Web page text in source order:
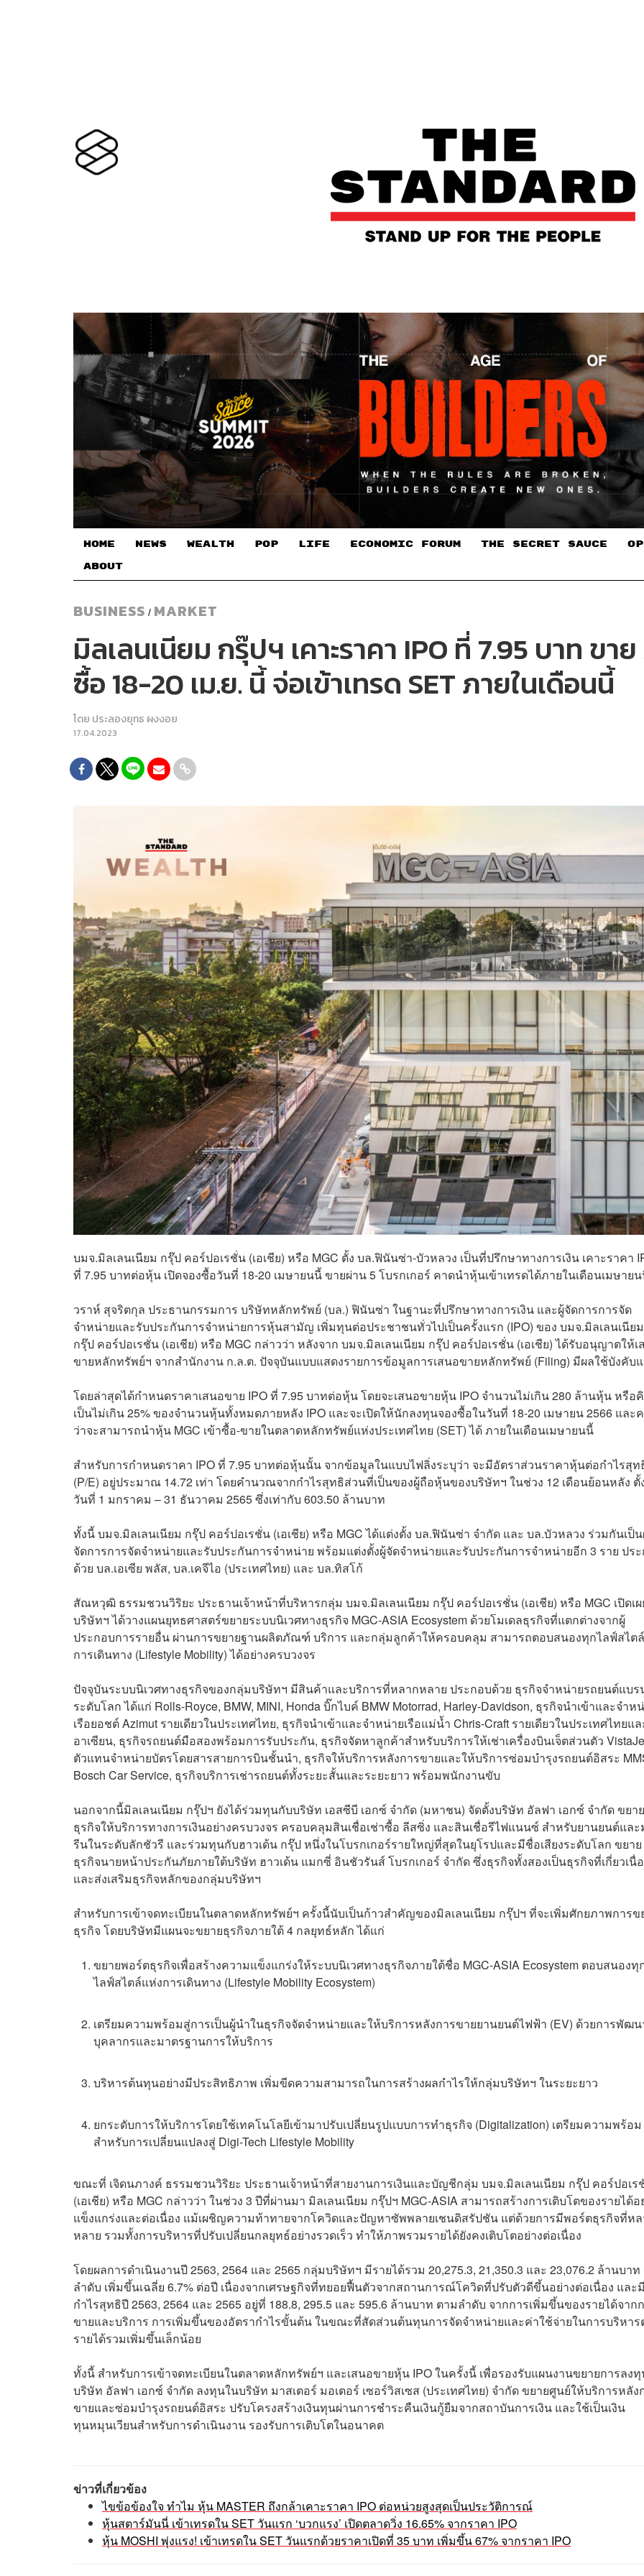
HOME NEWS WEALTH POP LIFE ECONOMIC FORUM THE SECRET SAUCE​
ABOUT
BUSINESS / MARKET
มิลเลนเนียม กรุ๊ปฯ เคาะราคา IPO ที่ 7.95 บาท ข
ซื้อ 18-20 เม.ย. นี้ จ่อเข้าเทรด SET ภายในเดือนนี้
โดย ประลองยุทธ ผงงอย
17.04.2023
บมจ.มิลเลนเนียม กรุ๊ป คอร์ปอเรชั่น (เอเชีย) หรือ MGC ตั้ง บล.ฟินันซ่า-บัวหลวง เป็นที่ปรึกษาทางการเงิน เคาะราคา
ที่ 7.95 บาทต่อหุ้น เปิดจองซื้อวันที่ 18-20 เมษายนนี้ ขายผ่าน 5 โบรกเกอร์ คาดนำหุ้นเข้าเทรดได้ภายในเดือนเมษาย
วราห์ สุจริตกุล ประธานกรรมการ บริษัทหลักทรัพย์ (บล.) ฟินันซ่า ในฐานะที่ปรึกษาทางการเงิน และผู้จัดการการจัด
จำหน่ายและรับประกันการจำหน่ายการหุ้นสามัญ เพิ่มทุนต่อประชาชนทั่วไปเป็นครั้งแรก (IPO) ของ บมจ.มิลเลนเนียม
กรุ๊ป คอร์ปอเรชั่น (เอเชีย) หรือ MGC กล่าวว่า หลังจาก บมจ.มิลเลนเนียม กรุ๊ป คอร์ปอเรชั่น (เอเชีย) ได้รับอนุญาตให้เ
ขายหลักทรัพย์ฯ จากสำนักงาน ก.ล.ต. ปัจจุบันแบบแสดงรายการข้อมูลการเสนอขายหลักทรัพย์ (Filing) มีผลใช้บังคับ
โดยล่าสุดได้กำหนดราคาเสนอขาย IPO ที่ 7.95 บาทต่อหุ้น โดยจะเสนอขายหุ้น IPO จำนวนไม่เกิน 280 ล้านหุ้น หรือ
เป็นไม่เกิน 25% ของจำนวนหุ้นทั้งหมดภายหลัง IPO และจะเปิดให้นักลงทุนจองซื้อในวันที่ 18-20 เมษายน 2566 และ
ว่าจะสามารถนำหุ้น MGC เข้าซื้อ-ขายในตลาดหลักทรัพย์แห่งประเทศไทย (SET) ได้ ภายในเดือนเมษายนนี้
สำหรับการกำหนดราคา IPO ที่ 7.95 บาทต่อหุ้นนั้น จากข้อมูลในแบบไฟลิ่งระบุว่า จะมีอัตราส่วนราคาหุ้นต่อกำไรสุท
(P/E) อยู่ประมาณ 14.72 เท่า โดยคำนวณจากกำไรสุทธิส่วนที่เป็นของผู้ถือหุ้นของบริษัทฯ ในช่วง 12 เดือนย้อนหลัง ตั้
วันที่ 1 มกราคม – 31 ธันวาคม 2565 ซึ่งเท่ากับ 603.50 ล้านบาท
ทั้งนี้ บมจ.มิลเลนเนียม กรุ๊ป คอร์ปอเรชั่น (เอเชีย) หรือ MGC ได้แต่งตั้ง บล.ฟินันซ่า จำกัด และ บล.บัวหลวง ร่วมกันเป็
จัดการการจัดจำหน่ายและรับประกันการจำหน่าย พร้อมแต่งตั้งผู้จัดจำหน่ายและรับประกันการจำหน่ายอีก 3 ราย ปร
ด้วย บล.เอเซีย พลัส, บล.เคจีไอ (ประเทศไทย) และ บล.ทิสโก้
สัณหวุฒิ ธรรมชวนวิริยะ ประธานเจ้าหน้าที่บริหารกลุ่ม บมจ.มิลเลนเนียม กรุ๊ป คอร์ปอเรชั่น (เอเชีย) หรือ MGC เปิดเผ
บริษัทฯ ได้วางแผนยุทธศาสตร์ขยายระบบนิเวศทางธุรกิจ MGC-ASIA Ecosystem ด้วยโมเดลธุรกิจที่แตกต่างจากผู้
ประกอบการรายอื่น ผ่านการขยายฐานผลิตภัณฑ์ บริการ และกลุ่มลูกค้าให้ครอบคลุม สามารถตอบสนองทุกไลฟ์สไต
การเดินทาง (Lifestyle Mobility) ได้อย่างครบวงจร
ปัจจุบันระบบนิเวศทางธุรกิจของกลุ่มบริษัทฯ มีสินค้าและบริการที่หลากหลาย ประกอบด้วย ธุรกิจจำหน่ายรถยนต์แบร
ระดับโลก ได้แก่ Rolls-Royce, BMW, MINI, Honda บิ๊กไบค์ BMW Motorrad, Harley-Davidson, ธุรกิจนำเข้าและจำห
เรือยอชต์ Azimut รายเดียวในประเทศไทย, ธุรกิจนำเข้าและจำหน่ายเรือแม่น้ำ Chris-Craft รายเดียวในประเทศไทยแล
อาเซียน, ธุรกิจรถยนต์มือสองพร้อมการรับประกัน, ธุรกิจจัดหาลูกค้าสำหรับบริการให้เช่าเครื่องบินเจ็ตส่วนตัว
ตัวแทนจำหน่ายบัตรโดยสารสายการบินชั้นนำ, ธุรกิจให้บริการหลังการขายและให้บริการซ่อมบำรุงรถยนต์อิสระ
Bosch Car Service, ธุรกิจบริการเช่ารถยนต์ทั้งระยะสั้นและระยะยาว พร้อมพนักงานขับ
นอกจากนี้มิลเลนเนียม กรุ๊ปฯ ยังได้ร่วมทุนกับบริษัท เอสซีบี เอกซ์ จำกัด (มหาชน) จัดตั้งบริษัท อัลฟา เอกซ์ จำกัด ขยาย
ธุรกิจให้บริการทางการเงินอย่างครบวงจร ครอบคลุมสินเชื่อเช่าซื้อ ลีสซิ่ง และสินเชื่อรีไฟแนนซ์ สำหรับยานยนต์และ
รีนในระดับลักชัวรี และร่วมทุนกับฮาวเด้น กรุ๊ป หนึ่งในโบรกเกอร์รายใหญ่ที่สุดในยุโรปและมีชื่อเสียงระดับโลก ขยาย
ธุรกิจนายหน้าประกันภัยภายใต้บริษัท ฮาวเด้น แมกซี่ อินชัวรันส์ โบรกเกอร์ จำกัด ซึ่งธุรกิจทั้งสองเป็นธุรกิจที่เกี่ยวเนื่
และส่งเสริมธุรกิจหลักของกลุ่มบริษัทฯ
สำหรับการเข้าจดทะเบียนในตลาดหลักทรัพย์ฯ ครั้งนี้นับเป็นก้าวสำคัญของมิลเลนเนียม กรุ๊ปฯ ที่จะเพิ่มศักยภาพการข
ธุรกิจ โดยบริษัทมีแผนจะขยายธุรกิจภายใต้ 4 กลยุทธ์หลัก ได้แก่
ขยายพอร์ตธุรกิจเพื่อสร้างความแข็งแกร่งให้ระบบนิเวศทางธุรกิจภายใต้ชื่อ MGC-ASIA Ecosystem ตอบสนองทุ
ไลฟ์สไตล์แห่งการเดินทาง (Lifestyle Mobility Ecosystem)
เตรียมความพร้อมสู่การเป็นผู้นำในธุรกิจจัดจำหน่ายและให้บริการหลังการขายยานยนต์ไฟฟ้า (EV) ด้วยการพัฒน
บุคลากรและมาตรฐานการให้บริการ
บริหารต้นทุนอย่างมีประสิทธิภาพ เพิ่มขีดความสามารถในการสร้างผลกำไรให้กลุ่มบริษัทฯ ในระยะยาว
ยกระดับการให้บริการโดยใช้เทคโนโลยีเข้ามาปรับเปลี่ยนรูปแบบการทำธุรกิจ (Digitalization) เตรียมความพร้อม
สำหรับการเปลี่ยนแปลงสู่ Digi-Tech Lifestyle Mobility
ขณะที่ เจิดนภางค์ ธรรมชวนวิริยะ ประธานเจ้าหน้าที่สายงานการเงินและบัญชีกลุ่ม บมจ.มิลเลนเนียม กรุ๊ป คอร์ปอเร
(เอเชีย) หรือ MGC กล่าวว่า ในช่วง 3 ปีที่ผ่านมา มิลเลนเนียม กรุ๊ปฯ MGC-ASIA สามารถสร้างการเติบโตของรายได้อ
แข็งแกร่งและต่อเนื่อง แม้เผชิญความท้าทายจากโควิดและปัญหาซัพพลายเชนดิสรัปชัน แต่ด้วยการมีพอร์ตธุรกิจที่ห
หลาย รวมทั้งการบริหารที่ปรับเปลี่ยนกลยุทธ์อย่างรวดเร็ว ทำให้ภาพรวมรายได้ยังคงเติบโตอย่างต่อเนื่อง
โดยผลการดำเนินงานปี 2563, 2564 และ 2565 กลุ่มบริษัทฯ มีรายได้รวม 20,275.3, 21,350.3 และ 23,076.2 ล้านบาท
ลำดับ เพิ่มขึ้นเฉลี่ย 6.7% ต่อปี เนื่องจากเศรษฐกิจที่ทยอยฟื้นตัวจากสถานการณ์โควิดที่ปรับตัวดีขึ้นอย่างต่อเนื่อง และมี
กำไรสุทธิปี 2563, 2564 และ 2565 อยู่ที่ 188.8, 295.5 และ 595.6 ล้านบาท ตามลำดับ จากการเพิ่มขึ้นของรายได้จาก
ขายและบริการ การเพิ่มขึ้นของอัตรากำไรขั้นต้น ในขณะที่สัดส่วนต้นทุนการจัดจำหน่ายและค่าใช้จ่ายในการบริหาร
รายได้รวมเพิ่มขึ้นเล็กน้อย
ทั้งนี้ สำหรับการเข้าจดทะเบียนในตลาดหลักทรัพย์ฯ และเสนอขายหุ้น IPO ในครั้งนี้ เพื่อรองรับแผนงานขยายการลง
บริษัท อัลฟา เอกซ์ จำกัด ลงทุนในบริษัท มาสเตอร์ มอเตอร์ เซอร์วิสเซส (ประเทศไทย) จำกัด ขยายศูนย์ให้บริการหลัง
ขายและซ่อมบำรุงรถยนต์อิสระ ปรับโครงสร้างเงินทุนผ่านการชำระคืนเงินกู้ยืมจากสถาบันการเงิน และใช้เป็นเงิน
ทุนหมุนเวียนสำหรับการดำเนินงาน รองรับการเติบโตในอนาคต
ข่าวที่เกี่ยวข้อง
ไขข้อข้องใจ ทำไม หุ้น MASTER ถึงกล้าเคาะราคา IPO ต่อหน่วยสูงสุดเป็นประวัติการณ์
หุ้นสตาร์มันนี่ เข้าเทรดใน SET วันแรก ‘บวกแรง’ เปิดตลาดวิ่ง 16.65% จากราคา IPO
หุ้น MOSHI พุ่งแรง! เข้าเทรดใน SET วันแรกด้วยราคาเปิดที่ 35 บาท เพิ่มขึ้น 67% จากราคา IPO